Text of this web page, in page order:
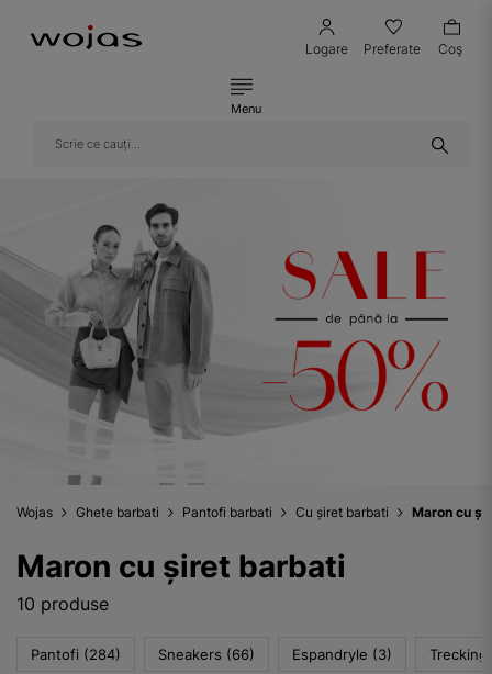
Logare Preferate Coş
Menu
Wojas Ghete barbati Pantofi barbati Cu șiret barbati Maron cu
Maron cu șiret barbati
10 produse
Pantofi (284) Sneakers (66) Espandryle (3) Trecking